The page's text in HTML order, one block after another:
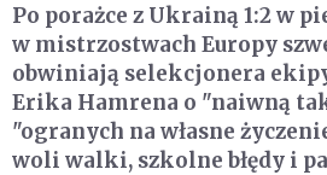
Po porażce z Ukrainą 1:2 w
w mistrzostwach Europy
obwiniają selekcjonera
Erika Hamrena o "naiwną
"ogranych na własne
woli walki, szkolne błędy i